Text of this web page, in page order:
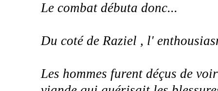
Le combat débuta donc...
Du coté de Raziel , l'
Les hommes furent déçus de